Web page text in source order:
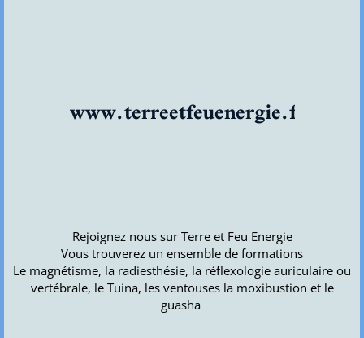
www.terreetfeuenergie.fr
Rejoignez nous sur Terre et Feu Energie
Vous trouverez un ensemble de formations
Le magnétisme, la radiesthésie, la réflexologie auriculaire ou
vertébrale, le Tuina, les ventouses la moxibustion et le
guasha